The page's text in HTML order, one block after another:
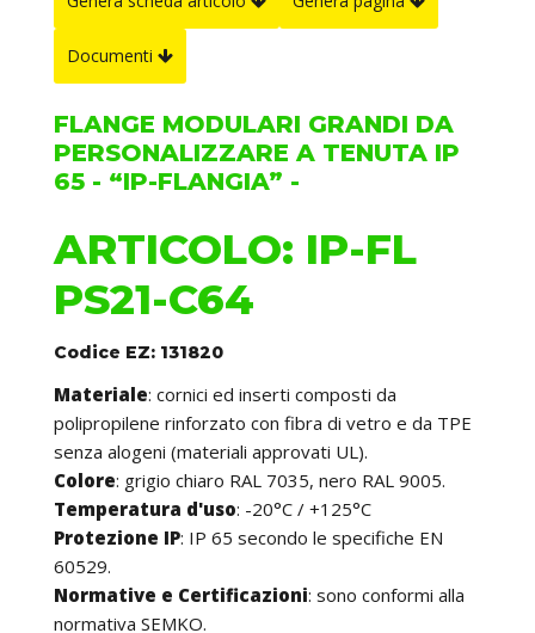
Documenti
FLANGE MODULARI GRANDI DA
PERSONALIZZARE A TENUTA IP
65 - “IP-FLANGIA” -
ARTICOLO: IP-FL
PS21-C64
Codice EZ: 131820
Materiale: cornici ed inserti composti da
polipropilene rinforzato con fibra di vetro e da TPE
senza alogeni (materiali approvati UL).
Colore: grigio chiaro RAL 7035, nero RAL 9005.
Temperatura d'uso: -20°C / +125°C
Protezione IP: IP 65 secondo le specifiche EN
60529.
Normative e Certificazioni: sono conformi alla
normativa SEMKO.